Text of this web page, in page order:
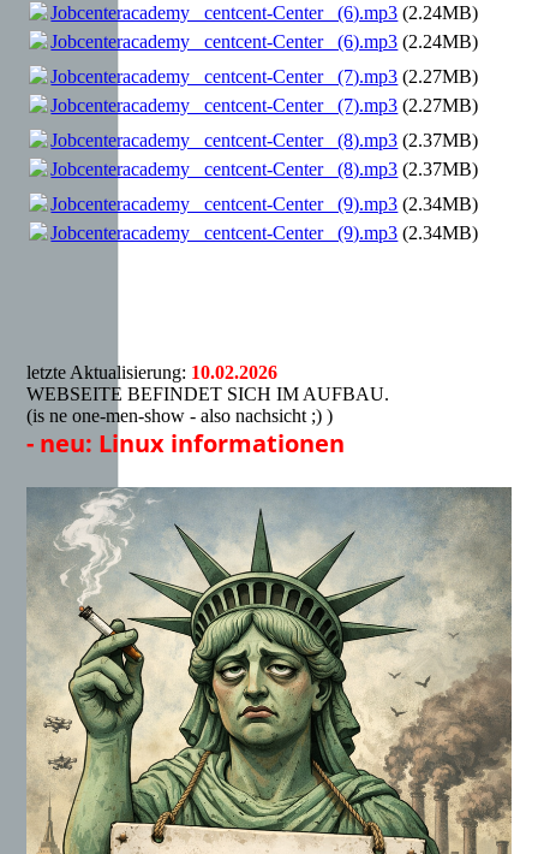
Jobcenteracademy _centcent-Center_ (6).mp3 (2.24MB)
Jobcenteracademy _centcent-Center_ (6).mp3 (2.24MB)
Jobcenteracademy _centcent-Center_ (7).mp3 (2.27MB)
Jobcenteracademy _centcent-Center_ (7).mp3 (2.27MB)
Jobcenteracademy _centcent-Center_ (8).mp3 (2.37MB)
Jobcenteracademy _centcent-Center_ (8).mp3 (2.37MB)
Jobcenteracademy _centcent-Center_ (9).mp3 (2.34MB)
Jobcenteracademy _centcent-Center_ (9).mp3 (2.34MB)
letzte Aktualisierung: 10.02.2026
WEBSEITE BEFINDET SICH IM AUFBAU.
(is ne one-men-show - also nachsicht ;) )
- neu: Linux informationen